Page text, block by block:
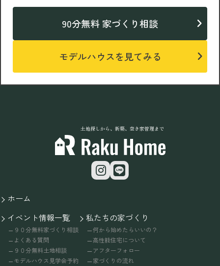
90分無料 家づくり相談
モデルハウスを見てみる
土地探しから、新築、空き家管理まで
ホーム
イベント情報一覧
９０分無料家づくり相談
よくある質問
９０分無料土地相談
モデルハウス見学会予約
私たちの家づくり
何から始めたらいいの？
高性能住宅について
アフターフォロー
家づくりの流れ